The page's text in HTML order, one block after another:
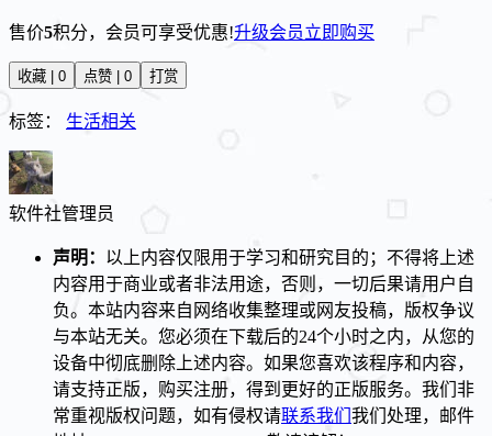
售价5积分，会员可享受优惠!升级会员立即购买
收藏 | 0 点赞 | 0 打赏
标签： 生活相关
软件社管理员
声明： 以上内容仅限用于学习和研究目的；不得将上述
内容用于商业或者非法用途，否则，一切后果请用户自
负。本站内容来自网络收集整理或网友投稿，版权争议
与本站无关。您必须在下载后的24个小时之内，从您的
设备中彻底删除上述内容。如果您喜欢该程序和内容，
请支持正版，购买注册，得到更好的正版服务。我们非
常重视版权问题，如有侵权请联系我们 我们处理，邮件